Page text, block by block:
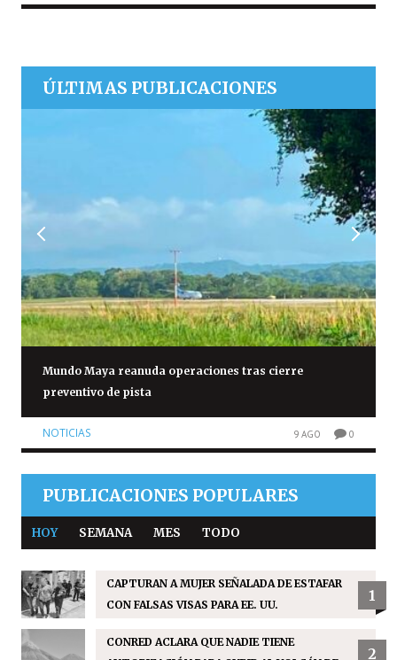
ÚLTIMAS PUBLICACIONES
Mundo Maya reanuda operaciones tras cierre
preventivo de pista
NOTICIAS 9 AGO 0
PUBLICACIONES POPULARES
HOY SEMANA MES TODO
CAPTURAN A MUJER SEÑALADA DE ESTAFAR
CON FALSAS VISAS PARA EE. UU.
1
CONRED ACLARA QUE NADIE TIENE
2